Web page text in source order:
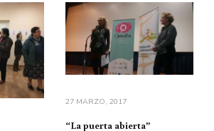
27 MARZO, 2017
“La puerta abierta”